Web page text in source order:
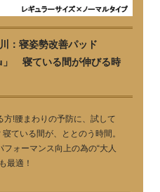
：寝姿勢改善パッド
」 寝ている間が伸びる時
方!腰まわりの予防に、試して
ている間が、ととのう時間。
ォーマンス向上の為の“大人
最適！